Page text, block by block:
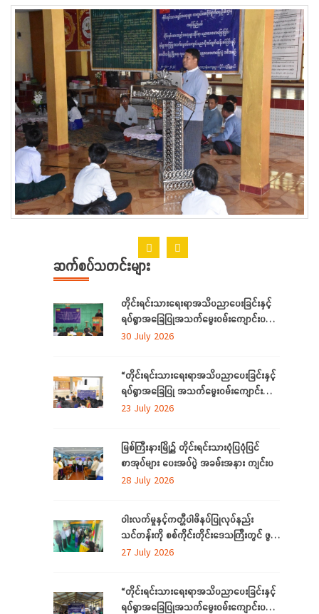
ဆက်စပ်သတင်းများ
တိုင်းရင်းသားရေးရာအသိပညာပေးခြင်းနှင့်
ရပ်ရွာအခြေပြုအသက်မွေးဝမ်းကျောင်းပညာ
လိုအပ်ချက်တို့ကို ဆန်းစစ်စီမံခြင်းအစီအစဉ်
30 July 2026
“တိုင်းရင်းသားရေးရာအသိပညာပေးခြင်းနှင့်
ရပ်ရွာအခြေပြု အသက်မွေးဝမ်းကျောင်း
ပညာ လိုအပ်ချက် ဆန်းစစ်စီမံခြင်း
23 July 2026
မြစ်ကြီးနားမြို့၌ တိုင်းရင်းသားပုံပြပုံပြင်
စာအုပ်များ ပေးအပ်ပွဲ အခမ်းအနား ကျင်းပ
28 July 2026
ဝါးလက်မှုနှင့်ကတ္တီပါဖိနပ်ပြုလုပ်နည်း
သင်တန်းကို စစ်ကိုင်းတိုင်းဒေသကြီးတွင် ဖွင့်
လှစ်
27 July 2026
“တိုင်းရင်းသားရေးရာအသိပညာပေးခြင်းနှင့်
ရပ်ရွာအခြေပြုအသက်မွေးဝမ်းကျောင်းပညာ